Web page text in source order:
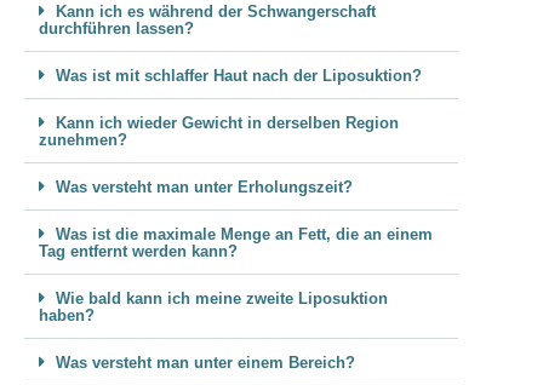
Kann ich es während der Schwangerschaft
durchführen lassen?
Was ist mit schlaffer Haut nach der Liposuktion?
Kann ich wieder Gewicht in derselben Region
zunehmen?
Was versteht man unter Erholungszeit?
Was ist die maximale Menge an Fett, die an einem
Tag entfernt werden kann?
Wie bald kann ich meine zweite Liposuktion
haben?
Was versteht man unter einem Bereich?